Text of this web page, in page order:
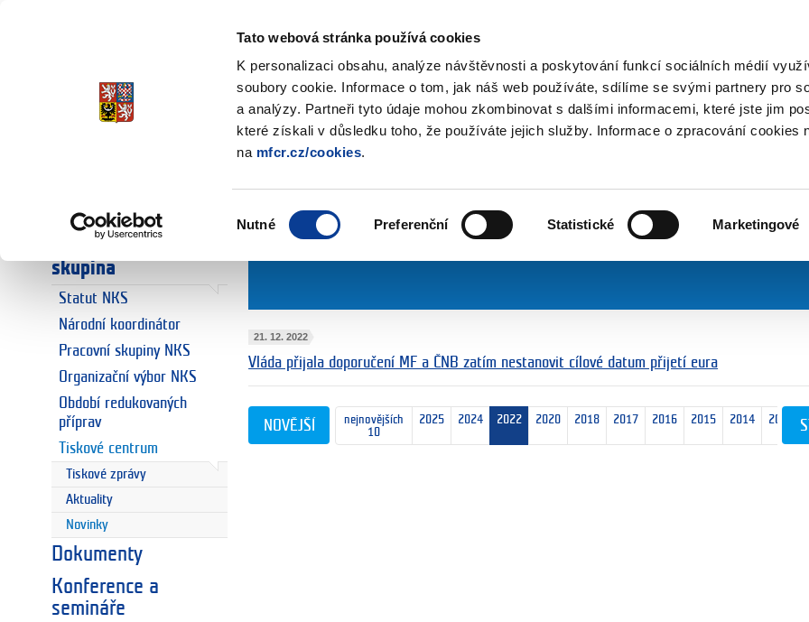
Tato webová stránka používá cookies
K personalizaci obsahu, analýze návštěvnosti a poskytování funkcí sociálních médií
soubory cookie. Informace o tom, jak náš web používáte, sdílíme se svými partnery pro
a analýzy. Partneři tyto údaje mohou zkombinovat s dalšími informacemi, které jste jim
které získali v důsledku toho, že používáte jejich služby. Informace o zpracování cookies
na mfcr.cz/cookies.
souhlasu
Nutné Preferenční Statistické Marketingové
Bezplatná infolinka
Úvodní stránka
republika
skupina
Statut NKS
Národní koordinátor
Pracovní skupiny NKS
Organizační výbor NKS
Období redukovaných
příprav
Tiskové centrum
Tiskové zprávy
Aktuality
Novinky
Dokumenty
Konference a
semináře
Úvodní stránka Národní koordinační skupina Tiskové centrum Novinky 2022
2022
Novinky za rok 2022
21. 12. 2022
Vláda přijala doporučení MF a ČNB zatím nestanovit cílové datum přijetí eura
nejnovějších
10
2025 2024 2022 2020 2018 2017 2016 2015 2014 2013
NOVĚJŠÍ